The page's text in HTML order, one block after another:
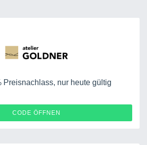
Preisnachlass, nur heute gültig
CODE ÖFFNEN